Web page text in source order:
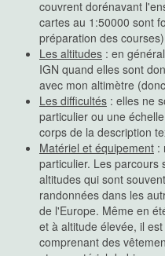
couvrent dorénavant
cartes au 1:50000 sont
préparation des courses)
Les altitudes : en
IGN quand elles sont
avec mon altimètre
Les difficultés : elles ne
particulier ou une
corps de la description
Matériel et équipement :
particulier. Les parcours
altitudes qui sont
randonnées dans les
de l'Europe. Même en
et à altitude élevée, il
comprenant des